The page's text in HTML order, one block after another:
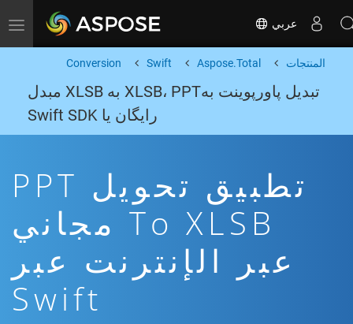
Toggle navigation عربي
المنتجات Aspose.Total
Swift
Conversion
تبدیل پاورپوینت بهXLSB، PPT به XLSB مبدل
رایگان یا Swift SDK
تطبيق تحويل PPT
To XLSB مجاني
عبر الإنترنت عبر
Swift